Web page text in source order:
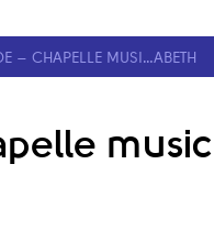
– CHAPELLE MUSI…ABETH